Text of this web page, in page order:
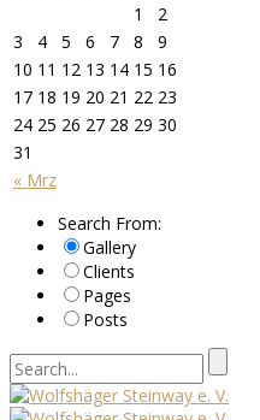
« Mrz
1
2
3
4 5 6 7 8
9
10 11 12 13 14 15 16
17 18 19 20 21 22 23
24 25 26 27 28 29 30
31
Search From:
Gallery
Clients
Pages
Posts